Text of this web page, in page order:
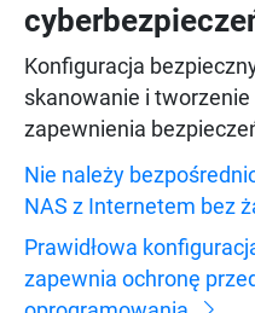
Konfiguracja
skanowanie i
zapewnienia
Nie należy
NAS z Internetem bez
Prawidłowa
zapewnia ochronę